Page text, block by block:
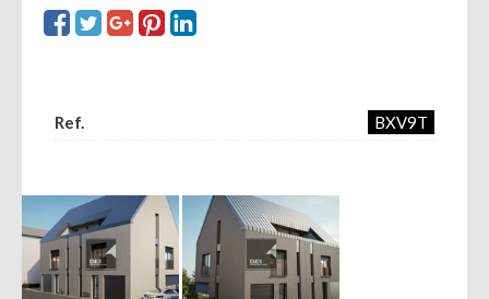
Ref. BXV9T